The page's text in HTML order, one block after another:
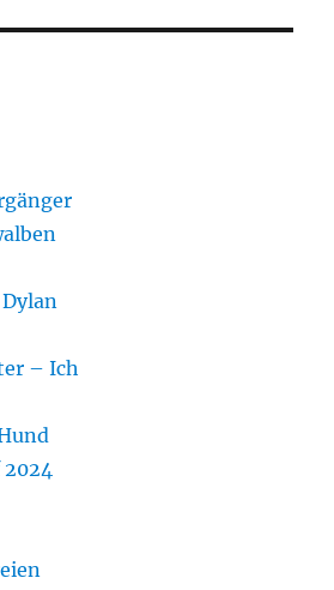
– Ich
2024